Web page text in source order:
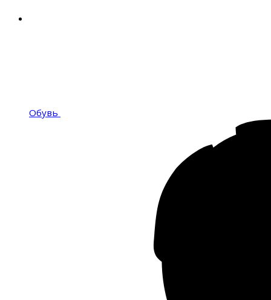
Обувь